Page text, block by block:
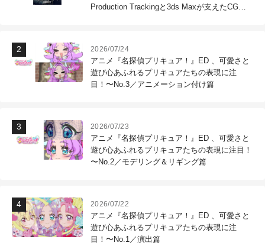
Production Trackingと3ds Maxが支えたCG制
2026/07/24
アニメ『名探偵プリキュア！』ED 、可愛さと
遊び心あふれるプリキュアたちの表現に注
目！〜No.3／アニメーション付け篇
2026/07/23
アニメ『名探偵プリキュア！』ED 、可愛さと
遊び心あふれるプリキュアたちの表現に注目！
〜No.2／モデリング＆リギング篇
2026/07/22
アニメ『名探偵プリキュア！』ED 、可愛さと
遊び心あふれるプリキュアたちの表現に注
目！〜No.1／演出篇